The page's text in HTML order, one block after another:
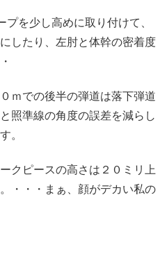
プを少し高めに取り付けて、
したり、左肘と体幹の密着度
ｍでの後半の弾道は落下弾道
照準線の角度の誤差を減らし
。
クピースの高さは２０ミリ上
・・・まぁ、顔がデカい私の